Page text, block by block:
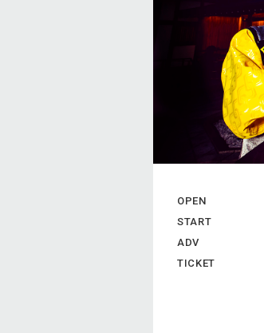
OPEN
START
ADV
TICKET